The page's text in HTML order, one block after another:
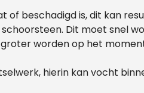
of beschadigd is, dit kan
Dit moet snel
worden op het
hierin kan vocht